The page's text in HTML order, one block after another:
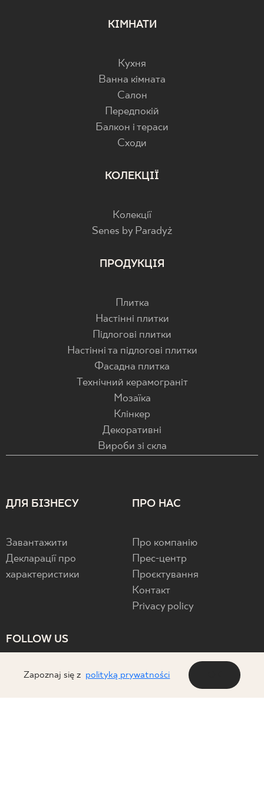
КІМНАТИ
Кухня
Ванна кімната
Салон
Передпокій
Балкон і тераси
Cходи
КОЛЕКЦІЇ
Колекції
Senes by Paradyż
ПРОДУКЦІЯ
Плитка
Настінні плитки
Підлогові плитки
Настінні та підлогові плитки
Фасадна плитка
Технічний керамограніт
Мозаїка
Клінкер
Декоративні
Вироби зі скла
ДЛЯ БІЗНЕСУ
Завантажити
Декларації про
характеристики
ПРО НАС
Про компанію
Прес-центр
Проєктування
Контакт
Privacy policy
FOLLOW US
Zapoznaj się z polityką prywatności